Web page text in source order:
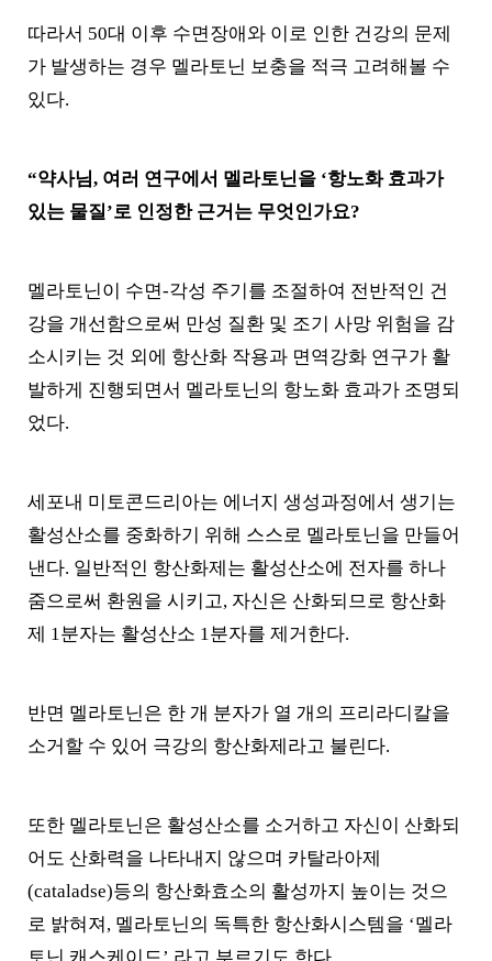
따라서 50대 이후 수면장애와 이로 인한 건강의 문제
가 발생하는 경우 멜라토닌 보충을 적극 고려해볼 수
있다.
“약사님, 여러 연구에서 멜라토닌을 ‘항노화 효과가
있는 물질’로 인정한 근거는 무엇인가요?
멜라토닌이 수면-각성 주기를 조절하여 전반적인 건
강을 개선함으로써 만성 질환 및 조기 사망 위험을 감
소시키는 것 외에 항산화 작용과 면역강화 연구가 활
발하게 진행되면서 멜라토닌의 항노화 효과가 조명되
었다.
세포내 미토콘드리아는 에너지 생성과정에서 생기는
활성산소를 중화하기 위해 스스로 멜라토닌을 만들어
낸다. 일반적인 항산화제는 활성산소에 전자를 하나
줌으로써 환원을 시키고, 자신은 산화되므로 항산화
제 1분자는 활성산소 1분자를 제거한다.
반면 멜라토닌은 한 개 분자가 열 개의 프리라디칼을
소거할 수 있어 극강의 항산화제라고 불린다.
또한 멜라토닌은 활성산소를 소거하고 자신이 산화되
어도 산화력을 나타내지 않으며 카탈라아제
(cataladse)등의 항산화효소의 활성까지 높이는 것으
로 밝혀져, 멜라토닌의 독특한 항산화시스템을 ‘멜라